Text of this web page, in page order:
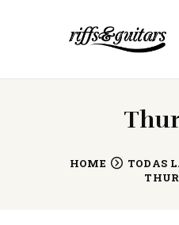
HOME
TODAS
NUESTROS